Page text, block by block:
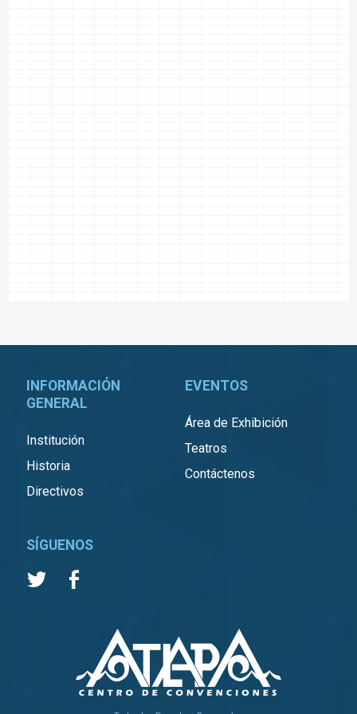
INFORMACIÓN
GENERAL
Institución
Historia
Directivos
EVENTOS
Área de Exhibición
Teatros
Contáctenos
SÍGUENOS